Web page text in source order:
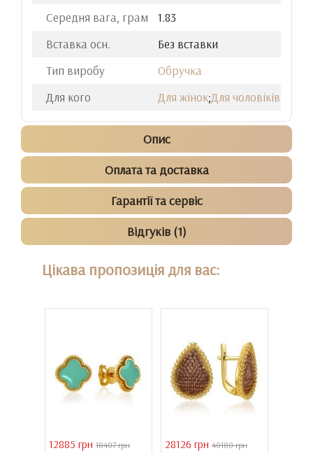
Середня вага, грам
1.83
Вставка осн.
Без вставки
Тип виробу
Обручка
Для кого
Для жінок;Для чоловіків
Опис
Оплата та доставка
Гарантії та сервіс
Відгуків (1)
Цікава пропозиція для вас:
12885 грн 18407 грн 28126 грн 40180 грн